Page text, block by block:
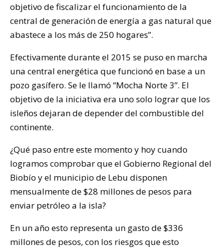
objetivo de fiscalizar el funcionamiento de la
central de generación de energía a gas natural que
abastece a los más de 250 hogares”.
Efectivamente durante el 2015 se puso en marcha
una central energética que funcionó en base a un
pozo gasífero. Se le llamó “Mocha Norte 3”. El
objetivo de la iniciativa era uno solo lograr que los
isleños dejaran de depender del combustible del
continente.
¿Qué paso entre este momento y hoy cuando
logramos comprobar que el Gobierno Regional del
Biobío y el municipio de Lebu disponen
mensualmente de $28 millones de pesos para
enviar petróleo a la isla?
En un año esto representa un gasto de $336
millones de pesos, con los riesgos que esto